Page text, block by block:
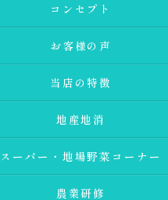
コンセプト
お客様の声
当店の特徴
地産地消
スーパー・地場野菜コーナー
農業研修